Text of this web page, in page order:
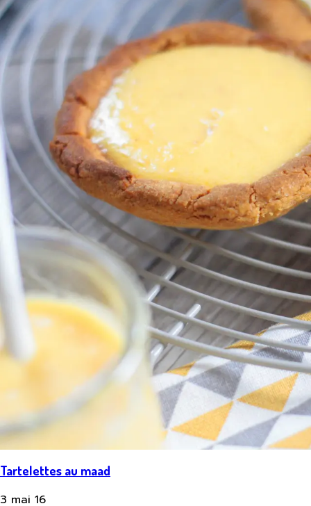
Tartelettes au maad
3 mai 16